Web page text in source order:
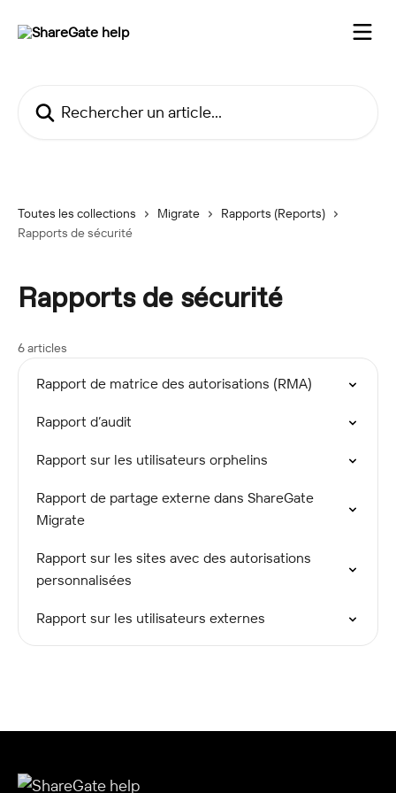
Toutes les collections Migrate
Rapports (Reports)
Rapports de sécurité
Rapports de sécurité
6 articles
Rapport de matrice des autorisations (RMA)
Rapport d’audit
Rapport sur les utilisateurs orphelins
Rapport de partage externe dans ShareGate
Migrate
Rapport sur les sites avec des autorisations
personnalisées
Rapport sur les utilisateurs externes